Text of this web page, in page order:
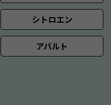
シトロエン
アバルト